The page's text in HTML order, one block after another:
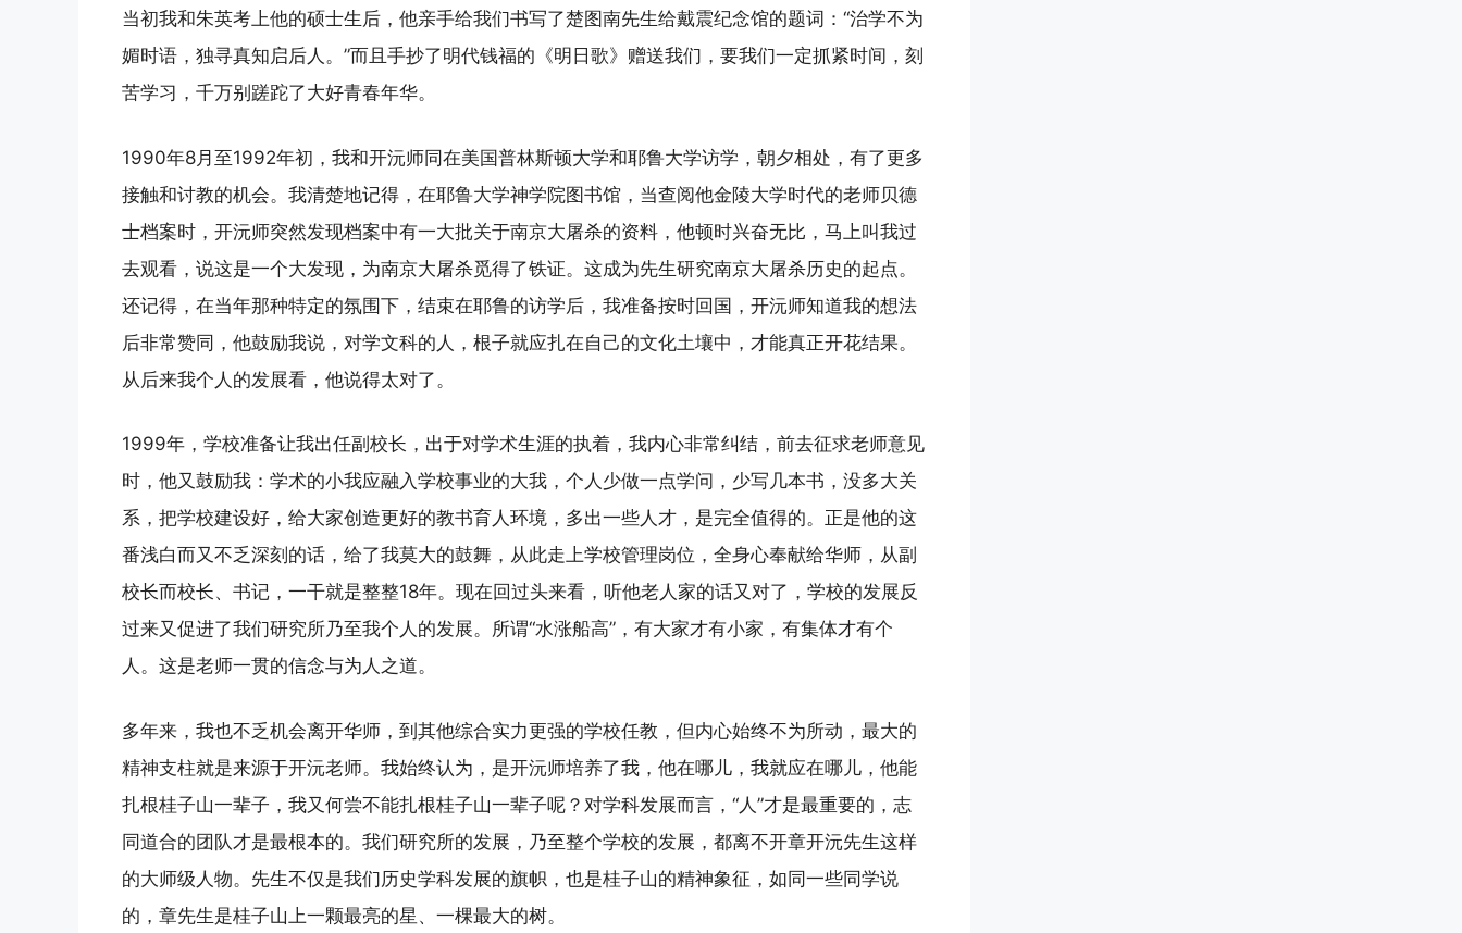
当初我和朱英考上他的硕士生后，他亲手给我们书写了楚图南先生给戴震纪念馆的题词：“治学不为
媚时语，独寻真知启后人。”而且手抄了明代钱福的《明日歌》赠送我们，要我们一定抓紧时间，刻
苦学习，千万别蹉跎了大好青春年华。
1990年8月至1992年初，我和开沅师同在美国普林斯顿大学和耶鲁大学访学，朝夕相处，有了更多
接触和讨教的机会。我清楚地记得，在耶鲁大学神学院图书馆，当查阅他金陵大学时代的老师贝德
士档案时，开沅师突然发现档案中有一大批关于南京大屠杀的资料，他顿时兴奋无比，马上叫我过
去观看，说这是一个大发现，为南京大屠杀觅得了铁证。这成为先生研究南京大屠杀历史的起点。
还记得，在当年那种特定的氛围下，结束在耶鲁的访学后，我准备按时回国，开沅师知道我的想法
后非常赞同，他鼓励我说，对学文科的人，根子就应扎在自己的文化土壤中，才能真正开花结果。
从后来我个人的发展看，他说得太对了。
1999年，学校准备让我出任副校长，出于对学术生涯的执着，我内心非常纠结，前去征求老师意见
时，他又鼓励我：学术的小我应融入学校事业的大我，个人少做一点学问，少写几本书，没多大关
系，把学校建设好，给大家创造更好的教书育人环境，多出一些人才，是完全值得的。正是他的这
番浅白而又不乏深刻的话，给了我莫大的鼓舞，从此走上学校管理岗位，全身心奉献给华师，从副
校长而校长、书记，一干就是整整18年。现在回过头来看，听他老人家的话又对了，学校的发展反
过来又促进了我们研究所乃至我个人的发展。所谓“水涨船高”，有大家才有小家，有集体才有个
人。这是老师一贯的信念与为人之道。
多年来，我也不乏机会离开华师，到其他综合实力更强的学校任教，但内心始终不为所动，最大的
精神支柱就是来源于开沅老师。我始终认为，是开沅师培养了我，他在哪儿，我就应在哪儿，他能
扎根桂子山一辈子，我又何尝不能扎根桂子山一辈子呢？对学科发展而言，“人”才是最重要的，志
同道合的团队才是最根本的。我们研究所的发展，乃至整个学校的发展，都离不开章开沅先生这样
的大师级人物。先生不仅是我们历史学科发展的旗帜，也是桂子山的精神象征，如同一些同学说
的，章先生是桂子山上一颗最亮的星、一棵最大的树。